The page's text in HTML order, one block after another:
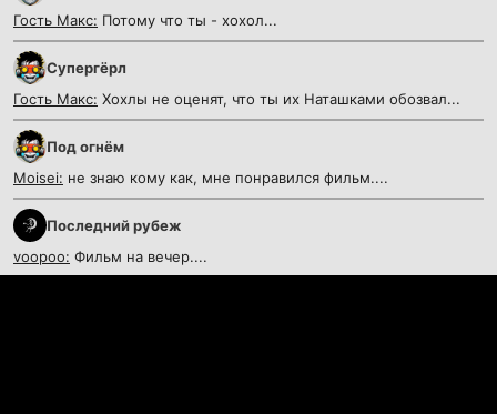
Гость Макс: Потому что ты - хохол...
Супергёрл
Гость Макс: Хохлы не оценят, что ты их Наташками обозвал...
Под огнём
Moisei: не знаю кому как, мне понравился фильм....
Последний рубеж
voopoo: Фильм на вечер....